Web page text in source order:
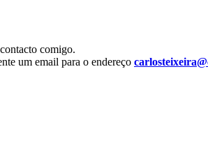
comigo.
um email para o endereço